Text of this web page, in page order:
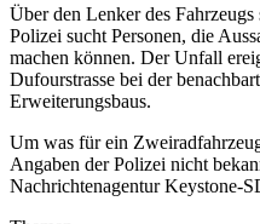
Über den Lenker des
Polizei sucht Personen, die
machen können. Der Unfall
Dufourstrasse bei der
Erweiterungsbaus.
Um was für ein
Angaben der Polizei nicht
Nachrichtenagentur Keystone-